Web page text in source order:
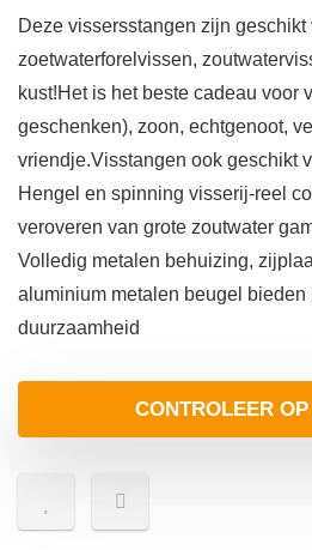
Deze vissersstangen zijn geschikt
zoetwaterforelvissen,
kust!Het is het beste cadeau voor
geschenken), zoon, echtgenoot,
vriendje.Visstangen ook geschikt
Hengel en spinning visserij-reel
veroveren van grote zoutwater
Volledig metalen behuizing,
aluminium metalen beugel
duurzaamheid
CONTROLEER